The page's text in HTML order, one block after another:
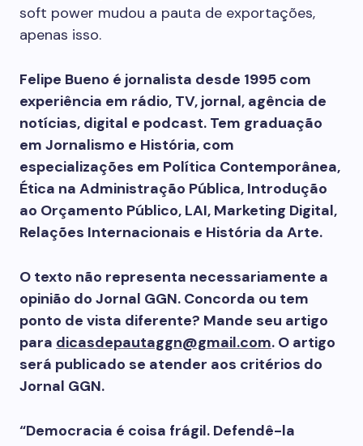
soft power mudou a pauta de exportações,
apenas isso.
Felipe Bueno é jornalista desde 1995 com
experiência em rádio, TV, jornal, agência de
notícias, digital e podcast. Tem graduação
em Jornalismo e História, com
especializações em Política Contemporânea,
Ética na Administração Pública, Introdução
ao Orçamento Público, LAI, Marketing Digital,
Relações Internacionais e História da Arte.
O texto não representa necessariamente a
opinião do Jornal GGN. Concorda ou tem
ponto de vista diferente? Mande seu artigo
para dicasdepautaggn@gmail.com. O artigo
será publicado se atender aos critérios do
Jornal GGN.
“Democracia é coisa frágil. Defendê-la